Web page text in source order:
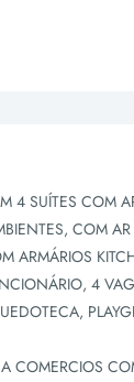
4 SUÍTES COM
COM
ARMÁRIOS
4
COMERCIOS